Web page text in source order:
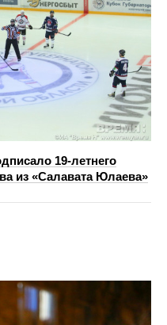
19‑летнего
из «Салавата Юлаева»